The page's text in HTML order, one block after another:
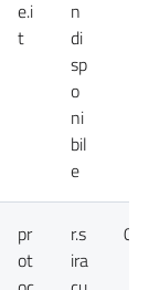
e.i
t
n
di
sp
o
ni
bil
e
pr
ot
r.s
ira